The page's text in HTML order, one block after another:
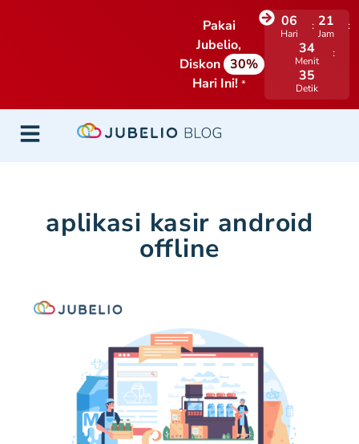
Pakai
Jubelio,
Diskon 30%
Hari Ini! *
06
Hari
21
Jam
34
Menit
34
Detik
aplikasi kasir android
offline